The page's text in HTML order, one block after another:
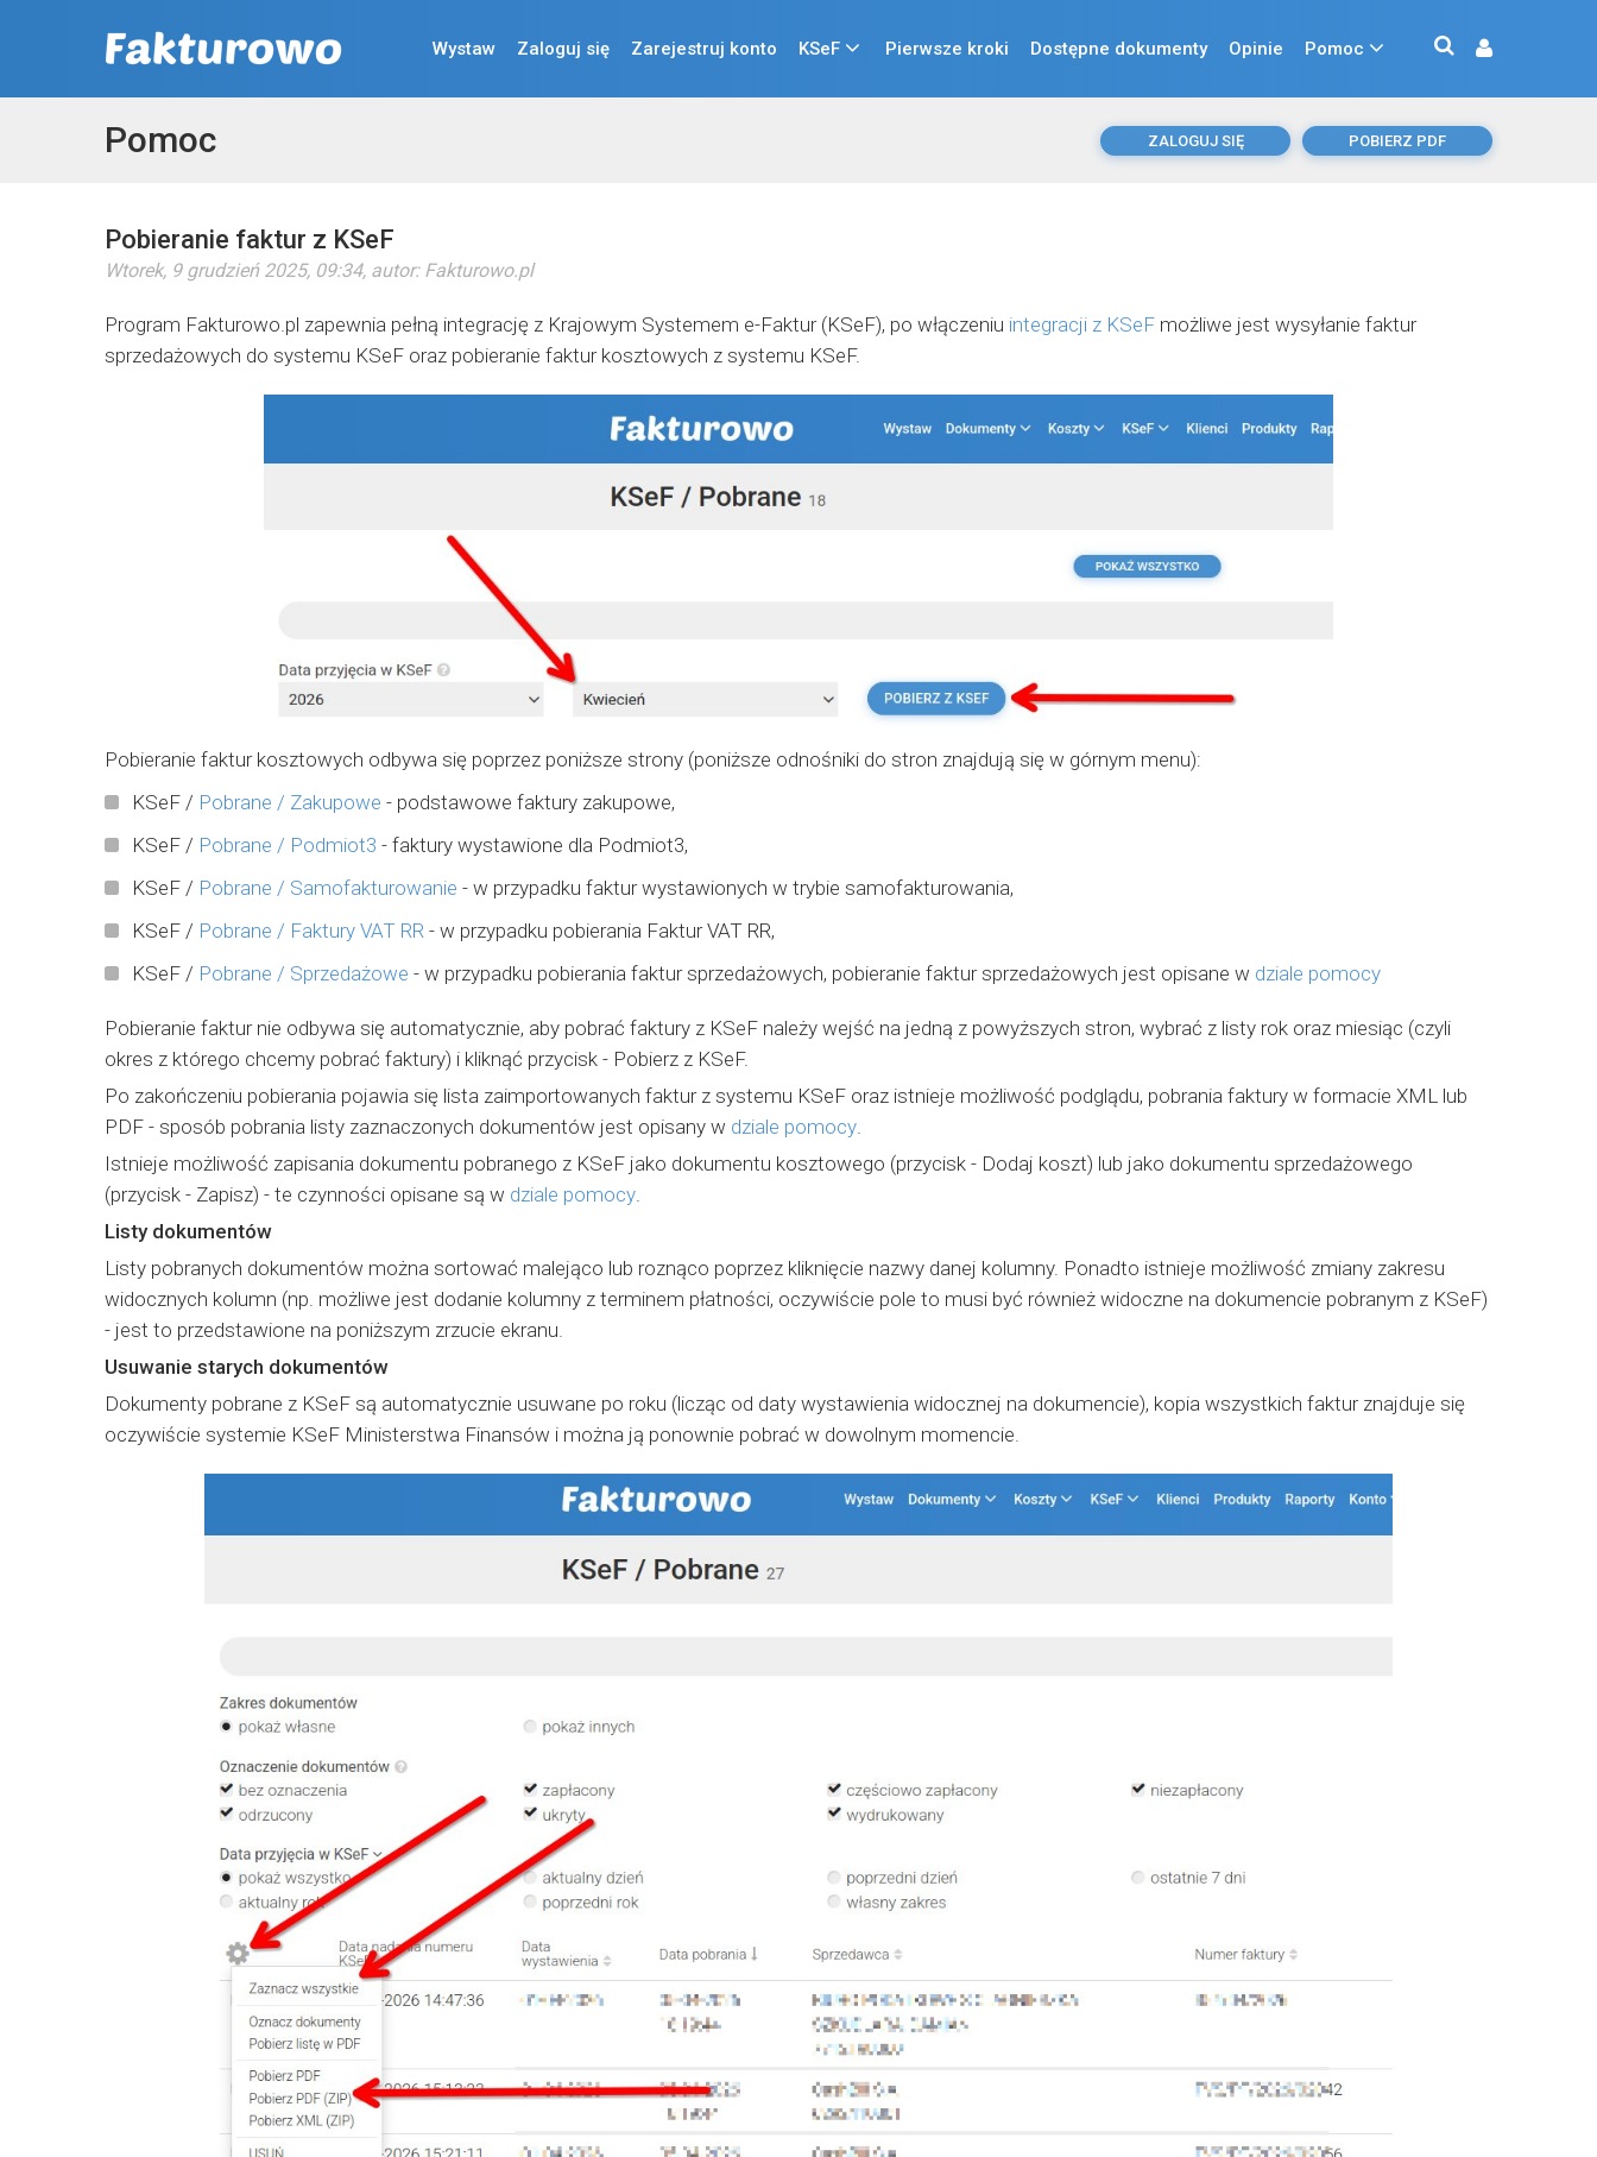
Wystaw Zaloguj się Zarejestruj konto KSeF Pierwsze kroki Dostępne dokumenty Opinie Pomoc
Pomoc ZALOGUJ SIĘ POBIERZ PDF
Pobieranie faktur z KSeF
Wtorek, 9 grudzień 2025, 09:34, autor: Fakturowo.pl
Program Fakturowo.pl zapewnia pełną integrację z Krajowym Systemem e-Faktur (KSeF), po włączeniu integracji z KSeF możliwe jest wysyłanie faktur
sprzedażowych do systemu KSeF oraz pobieranie faktur kosztowych z systemu KSeF.
Pobieranie faktur kosztowych odbywa się poprzez poniższe strony (poniższe odnośniki do stron znajdują się w górnym menu):
KSeF / Pobrane / Zakupowe - podstawowe faktury zakupowe,
KSeF / Pobrane / Podmiot3 - faktury wystawione dla Podmiot3,
KSeF / Pobrane / Samofakturowanie - w przypadku faktur wystawionych w trybie samofakturowania,
KSeF / Pobrane / Faktury VAT RR - w przypadku pobierania Faktur VAT RR,
KSeF / Pobrane / Sprzedażowe - w przypadku pobierania faktur sprzedażowych, pobieranie faktur sprzedażowych jest opisane w dziale pomocy
Pobieranie faktur nie odbywa się automatycznie, aby pobrać faktury z KSeF należy wejść na jedną z powyższych stron, wybrać z listy rok oraz miesiąc (czyli
okres z którego chcemy pobrać faktury) i kliknąć przycisk - Pobierz z KSeF.
Po zakończeniu pobierania pojawia się lista zaimportowanych faktur z systemu KSeF oraz istnieje możliwość podglądu, pobrania faktury w formacie XML lub
PDF - sposób pobrania listy zaznaczonych dokumentów jest opisany w dziale pomocy
Istnieje możliwość zapisania dokumentu pobranego z KSeF jako dokumentu kosztowego (przycisk - Dodaj koszt) lub jako dokumentu sprzedażowego
(przycisk - Zapisz) - te czynności opisane są w dziale pomocy
Listy dokumentów
Listy pobranych dokumentów można sortować malejąco lub roznąco poprzez kliknięcie nazwy danej kolumny. Ponadto istnieje możliwość zmiany zakresu
widocznych kolumn (np. możliwe jest dodanie kolumny z terminem płatności, oczywiście pole to musi być również widoczne na dokumencie pobranym z KSeF)
- jest to przedstawione na poniższym zrzucie ekranu.
Usuwanie starych dokumentów
Dokumenty pobrane z KSeF są automatycznie usuwane po roku (licząc od daty wystawienia widocznej na dokumencie), kopia wszystkich faktur znajduje się
oczywiście systemie KSeF Ministerstwa Finansów i można ją ponownie pobrać w dowolnym momencie.